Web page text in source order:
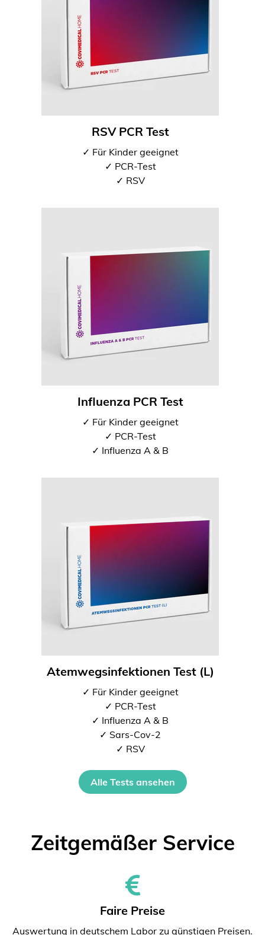
RSV PCR Test
✓ Für Kinder geeignet
✓ PCR-Test
✓ RSV
Influenza PCR Test
✓ Für Kinder geeignet
✓ PCR-Test
✓ Influenza A & B
Atemwegsinfektionen Test (L)
✓ Für Kinder geeignet
✓ PCR-Test
✓ Influenza A & B
✓ Sars-Cov-2
✓ RSV
Alle Tests ansehen
Zeitgemäßer Service
Faire Preise
Auswertung in deutschem Labor zu günstigen Preisen.